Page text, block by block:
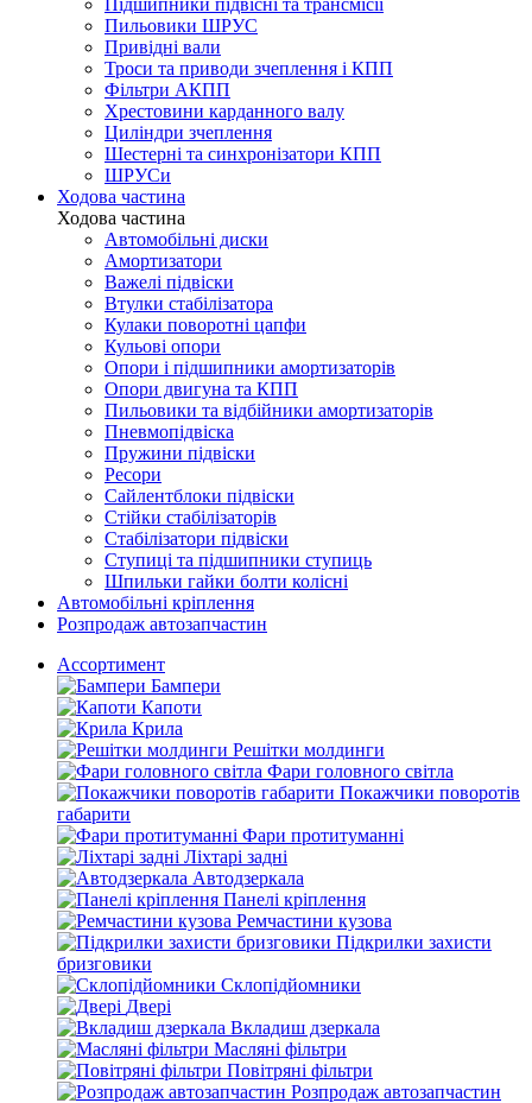
Підшипники підвісні та трансмісії
Пильовики ШРУС
Привідні вали
Троси та приводи зчеплення і КПП
Фільтри АКПП
Хрестовини карданного валу
Циліндри зчеплення
Шестерні та синхронізатори КПП
ШРУСи
Ходова частина
Ходова частина
Автомобільні диски
Амортизатори
Важелі підвіски
Втулки стабілізатора
Кулаки поворотні цапфи
Кульові опори
Опори і підшипники амортизаторів
Опори двигуна та КПП
Пильовики та відбійники амортизаторів
Пневмопідвіска
Пружини підвіски
Ресори
Сайлентблоки підвіски
Стійки стабілізаторів
Стабілізатори підвіски
Ступиці та підшипники ступиць
Шпильки гайки болти колісні
Автомобільні кріплення
Розпродаж автозапчастин
Ассортимент
Бампери
Капоти
Крила
Решітки молдинги
Фари головного світла
Покажчики поворотів
габарити
Фари протитуманні
Ліхтарі задні
Автодзеркала
Панелі кріплення
Ремчастини кузова
Підкрилки захисти
бризговики
Склопідйомники
Двері
Вкладиш дзеркала
Масляні фільтри
Повітряні фільтри
Розпродаж автозапчастин